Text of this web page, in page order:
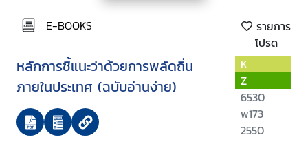
E-BOOKS
รายการ
โปรด
หลักการชี้แนะว่าด้วยการพลัดถิ่น
ภายในประเทศ (ฉบับอ่านง่าย)
K
Z
6530
พ173
2550